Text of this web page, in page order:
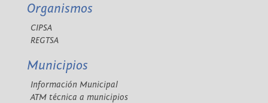
Organismos
CIPSA
REGTSA
Municipios
Información Municipal
ATM técnica a municipios